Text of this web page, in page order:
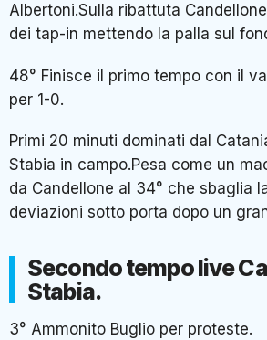
Albertoni.Sulla ribattuta
dei tap-in mettendo la palla sul
48° Finisce il primo tempo con il
per 1-0.
Primi 20 minuti dominati dal
Stabia in campo.Pesa come un
da Candellone al 34° che sbaglia
deviazioni sotto porta dopo un
Secondo tempo live
Stabia.
3° Ammonito Buglio per proteste.